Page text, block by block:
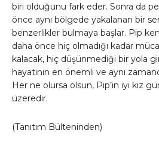
biri olduğunu fark eder. Sonra da
önce aynı bölgede yakalanan bir
benzerlikler bulmaya başlar. Pip
daha önce hiç olmadığı kadar
kalacak, hiç düşünmediği bir yola
hayatının en önemli ve aynı
Her ne olursa olsun, Pip’in iyi kız
üzeredir.
(Tanıtım Bülteninden)